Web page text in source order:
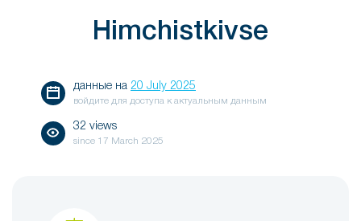
Himchistkivse
данные на 20 July 2025
войдите для доступа к актуальным данным
32 views
since 17 March 2025